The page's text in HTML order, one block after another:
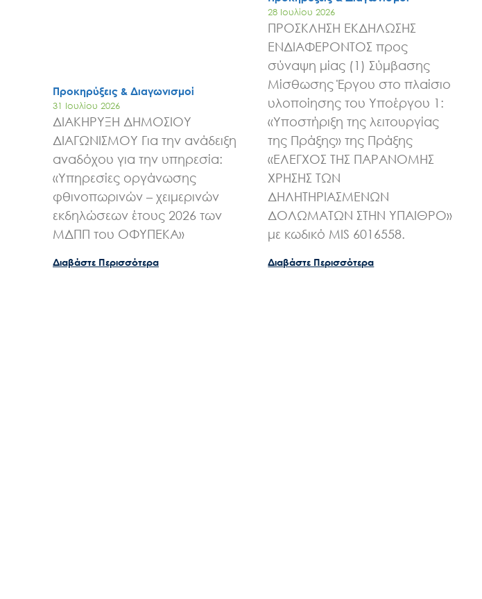
Προκηρύξεις & Διαγωνισμοί
31 Ιουλίου 2026
ΔΙΑΚΗΡΥΞΗ ΔΗΜΟΣΙΟΥ
ΔΙΑΓΩΝΙΣΜΟΥ Για την ανάδειξη
αναδόχου για την υπηρεσία:
«Υπηρεσίες οργάνωσης
φθινοπωρινών – χειμερινών
εκδηλώσεων έτους 2026 των
ΜΔΠΠ του ΟΦΥΠΕΚΑ»
Διαβάστε Περισσότερα
28 Ιουλίου 2026
ΠΡΟΣΚΛΗΣΗ ΕΚΔΗΛΩΣΗΣ
ΕΝΔΙΑΦΕΡΟΝΤΟΣ προς
σύναψη μίας (1) Σύμβασης
Μίσθωσης Έργου στο πλαίσιο
υλοποίησης του Υποέργου 1:
«Υποστήριξη της λειτουργίας
της Πράξης» της Πράξης
«ΕΛΕΓΧΟΣ ΤΗΣ ΠΑΡΑΝΟΜΗΣ
ΧΡΗΣΗΣ ΤΩΝ
ΔΗΛΗΤΗΡΙΑΣΜΕΝΩΝ
ΔΟΛΩΜΑΤΩΝ ΣΤΗΝ ΥΠΑΙΘΡΟ»
με κωδικό MIS 6016558.
Διαβάστε Περισσότερα